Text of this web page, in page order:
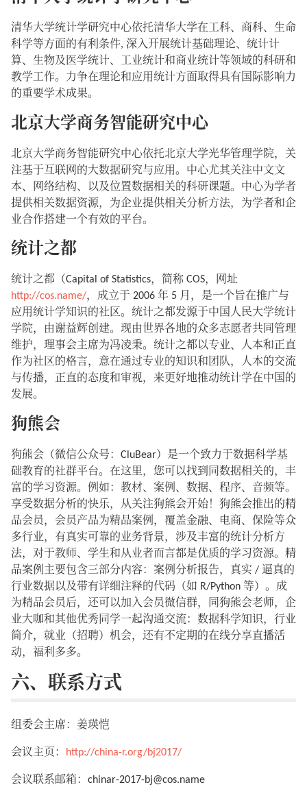
清华大学统计学研究中心依托清华大学在工科、商科、生命
科学等方面的有利条件, 深入开展统计基础理论、统计计
算、生物及医学统计、工业统计和商业统计等领域的科研和
教学工作。力争在理论和应用统计方面取得具有国际影响力
的重要学术成果。
北京大学商务智能研究中心
北京大学商务智能研究中心依托北京大学光华管理学院，关
注基于互联网的大数据研究与应用。中心尤其关注中文文
本、网络结构、以及位置数据相关的科研课题。中心为学者
提供相关数据资源，为企业提供相关分析方法，为学者和企
业合作搭建一个有效的平台。
统计之都
统计之都（Capital of Statistics，简称 COS，网址
http://cos.name/，成立于 2006 年 5 月，是一个旨在推广与
应用统计学知识的社区。统计之都发源于中国人民大学统计
学院，由谢益辉创建。现由世界各地的众多志愿者共同管理
维护，理事会主席为冯凌秉。统计之都以专业、人本和正直
作为社区的格言，意在通过专业的知识和团队，人本的交流
与传播，正直的态度和审视，来更好地推动统计学在中国的
发展。
狗熊会
狗熊会（微信公众号：CluBear）是一个致力于数据科学基
础教育的社群平台。在这里，您可以找到同数据相关的，丰
富的学习资源。例如：教材、案例、数据、程序、音频等。
享受数据分析的快乐，从关注狗熊会开始！狗熊会推出的精
品会员，会员产品为精品案例，覆盖金融、电商、保险等众
多行业，有真实可靠的业务背景，涉及丰富的统计分析方
法，对于教师、学生和从业者而言都是优质的学习资源。精
品案例主要包含三部分内容：案例分析报告，真实 / 逼真的
行业数据以及带有详细注释的代码（如 R/Python 等）。成
为精品会员后，还可以加入会员微信群，同狗熊会老师，企
业大咖和其他优秀同学一起沟通交流：数据科学知识，行业
简介，就业（招聘）机会，还有不定期的在线分享直播活
动，福利多多。
六、联系方式
组委会主席：姜瑛恺
会议主页： http://china-r.org/bj2017/
会议联系邮箱：chinar-2017-bj@cos.name